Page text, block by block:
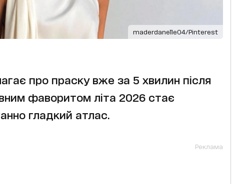
maderdanelle04/Pinterest
про праску вже за 5 хвилин після
фаворитом літа 2026 стає
гладкий атлас.
Реклама